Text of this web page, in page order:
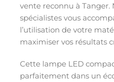
vente reconnu à Tanger.
spécialistes vous
l’utilisation de votre
maximiser vos résultats
Cette lampe LED
parfaitement dans un